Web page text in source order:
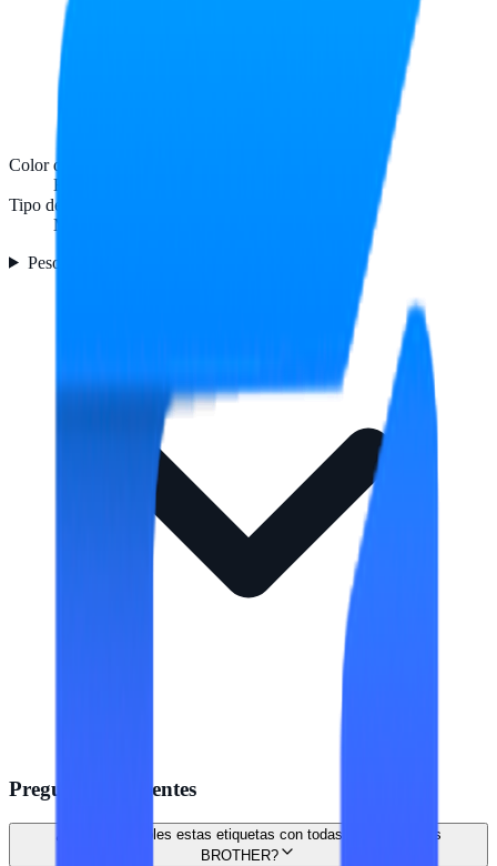
Color del producto
Blanco
Tipo de etiqueta
M
Peso y dimensiones
Preguntas frecuentes
¿Son compatibles estas etiquetas con todas las impresoras
BROTHER?